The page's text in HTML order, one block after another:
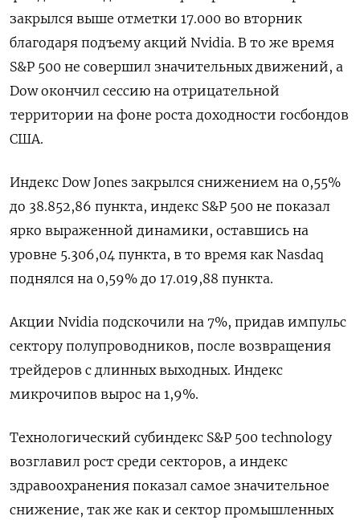
закрылся выше отметки 17.000 во вторник
благодаря подъему акций Nvidia. В то же время
S&P 500 не совершил значительных движений, а
Dow окончил сессию на отрицательной
территории на фоне роста доходности госбондов
США.
Индекс Dow Jones закрылся снижением на 0,55%
до 38.852,86 пункта, индекс S&P 500 не показал
ярко выраженной динамики, оставшись на
уровне 5.306,04 пункта​, в то время как ​Nasdaq
поднялся на 0,59% до 17.019,88 пункта​.
Акции Nvidia подскочили на 7%, придав импульс
сектору полупроводников, после возвращения
трейдеров с длинных выходных. Индекс
микрочипов вырос на 1,9%.
Технологический субиндекс S&P 500 technology
возглавил рост среди секторов, а индекс
здравоохранения показал самое значительное
снижение, так же как и сектор промышленных